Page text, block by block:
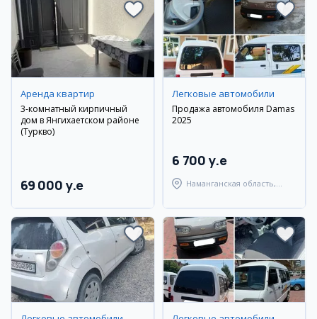
Аренда квартир
3-комнатный кирпичный
дом в Янгихаетском районе
(Туркво)
69 000 y.e
Легковые автомобили
Продажа автомобиля Damas
2025
6 700 y.e
Наманганская область,